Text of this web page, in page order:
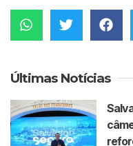
Últimas Notícias